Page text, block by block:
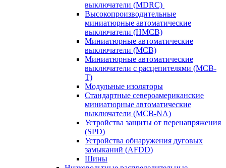
выключатели (MDRC)
Высокопроизводительные
миниатюрные автоматические
выключатели (HMCB)
Миниатюрные автоматические
выключатели (MCB)
Миниатюрные автоматические
выключатели с расцепителями (MCB-
T)
Модульные изоляторы
Стандартные североамериканские
миниатюрные автоматические
выключатели (MCB-NA)
Устройства защиты от перенапряжения
(SPD)
Устройства обнаружения дуговых
замыканий (AFDD)
Шины